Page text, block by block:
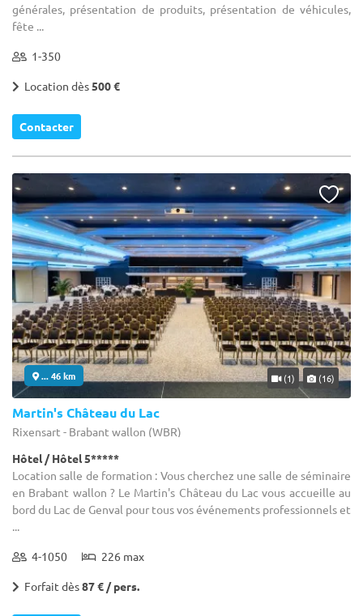
générales, présentation de produits, présentation de véhicules,
fête ...
1-350
Location dès500 €
Contacter
... 46 km (1) (16)
Martin's Château du Lac
Rixensart - Brabant wallon (WBR)
Hôtel / Hôtel 5*****
Location salle de formation : Vous cherchez une salle de séminaire
en Brabant wallon ? Le Martin's Château du Lac vous accueille au
bord du Lac de Genval pour tous vos événements professionnels et
...
4-1050 226 max
Forfait dès87 € / pers.